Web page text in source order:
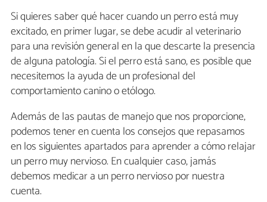
Si quieres saber qué hacer cuando un perro está muy
excitado, en primer lugar, se debe acudir al veterinario
para una revisión general en la que descarte la presencia
de alguna patología. Si el perro está sano, es posible que
necesitemos la ayuda de un profesional del
comportamiento canino o etólogo.
Además de las pautas de manejo que nos proporcione,
podemos tener en cuenta los consejos que repasamos
en los siguientes apartados para aprender a cómo relajar
un perro muy nervioso. En cualquier caso, jamás
debemos medicar a un perro nervioso por nuestra
cuenta.